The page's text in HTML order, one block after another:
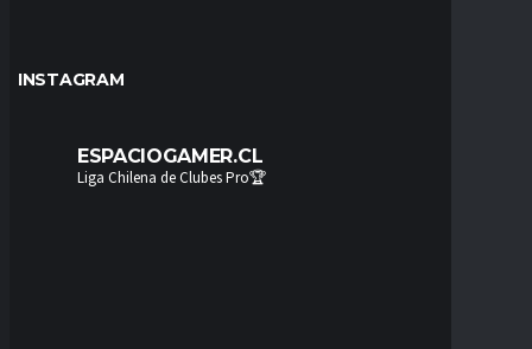
INSTAGRAM
ESPACIOGAMER.CL
Liga Chilena de Clubes Pro🏆